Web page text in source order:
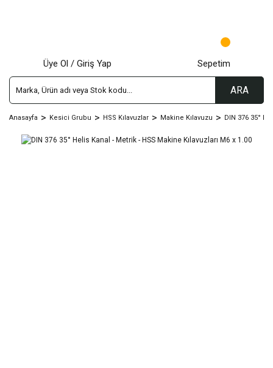
ARA
Üye Ol / Giriş Yap Sepetim
Anasayfa Kesici Grubu HSS Kılavuzlar Makine Kılavuzu DIN 376 35°